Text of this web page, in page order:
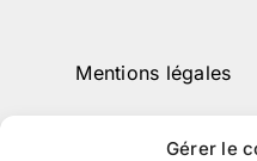
Gérer le
Mentions légales